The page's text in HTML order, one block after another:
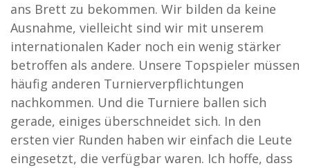
ans Brett zu bekommen. Wir bilden da keine
Ausnahme, vielleicht sind wir mit unserem
internationalen Kader noch ein wenig stärker
betroffen als andere. Unsere Topspieler müssen
häufig anderen Turnierverpflichtungen
nachkommen. Und die Turniere ballen sich
gerade, einiges überschneidet sich. In den
ersten vier Runden haben wir einfach die Leute
eingesetzt, die verfügbar waren. Ich hoffe, dass